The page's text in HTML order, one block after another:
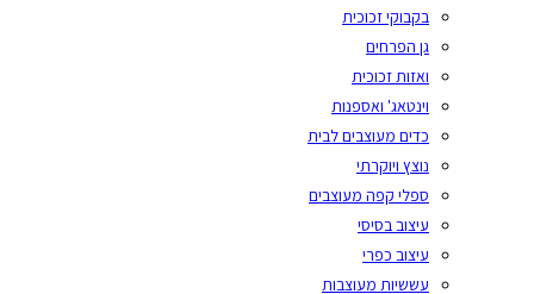
בקבוקי זכוכית
גן הפרחים
ואזות זכוכית
וינטאג' ואספנות
כדים מעוצבים לבית
נוצץ ויוקרתי
ספלי קפה מעוצבים
עיצוב בסיסי
עיצוב כפרי
עששיות מעוצבות